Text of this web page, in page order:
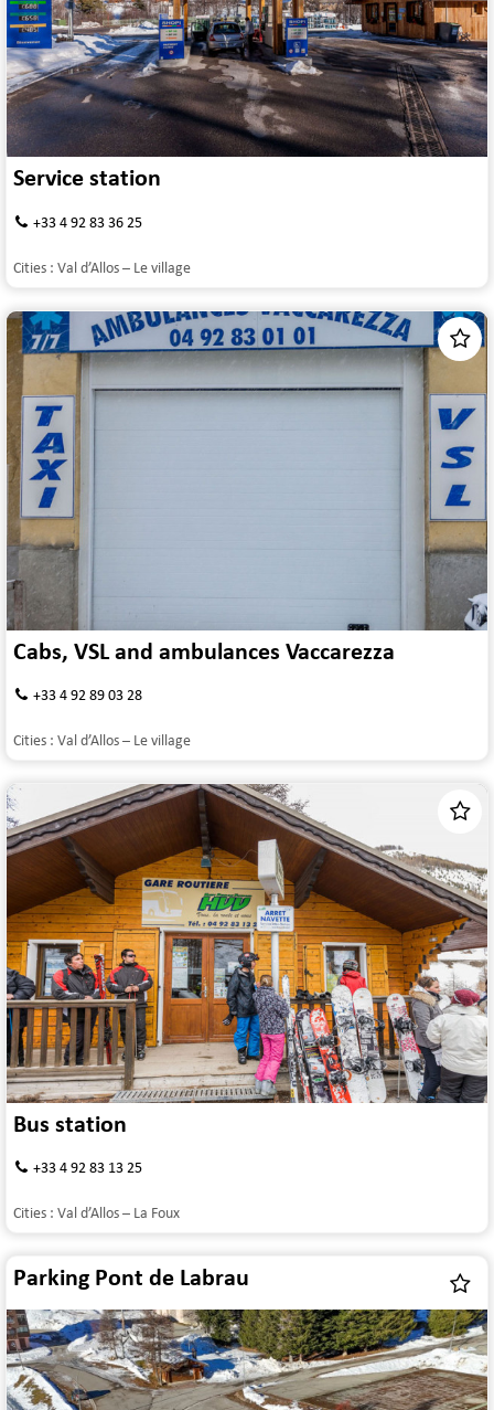
Service station
+33 4 92 83 36 25
Cities : Val d’Allos – Le village
Cabs, VSL and ambulances Vaccarezza
+33 4 92 89 03 28
Cities : Val d’Allos – Le village
Bus station
+33 4 92 83 13 25
Cities : Val d’Allos – La Foux
Parking Pont de Labrau